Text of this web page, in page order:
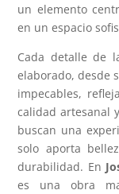
un elemento
en un espacio
Cada detalle de
elaborado, desde
impecables,
calidad artesanal
buscan una
solo aporta
durabilidad. En
es una obra